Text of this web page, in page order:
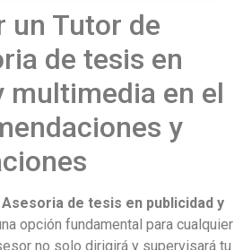
un Tutor de
de tesis en
multimedia en el
y
de tesis en publicidad y
opción fundamental para cualquier
no solo dirigirá y supervisará tu